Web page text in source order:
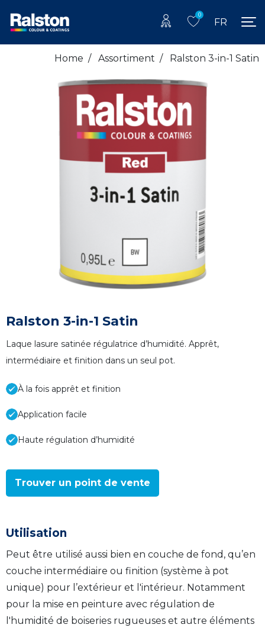
0
FR
Home / Assortiment / Ralston 3-in-1 Satin
Ralston 3-in-1 Satin
Laque lasure satinée régulatrice d’humidité. Apprêt,
intermédiaire et finition dans un seul pot.
À la fois apprêt et finition
Application facile
Haute régulation d’humidité
Trouver un point de vente
Utilisation
Peut être utilisé aussi bien en couche de fond, qu’en
couche intermédiaire ou finition (système à pot
unique) pour l’extérieur et l'intérieur. Notamment
pour la mise en peinture avec régulation de
l'humidité de boiseries rugueuses et autre éléments